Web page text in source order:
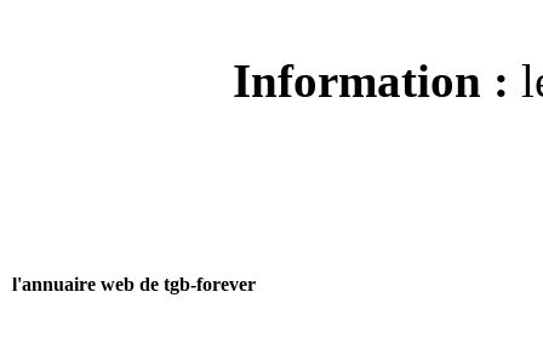
Information :
l'annuaire web de tgb-forever